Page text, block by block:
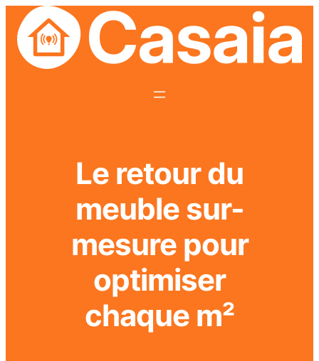
Le retour du
meuble sur-
mesure pour
optimiser
chaque m²